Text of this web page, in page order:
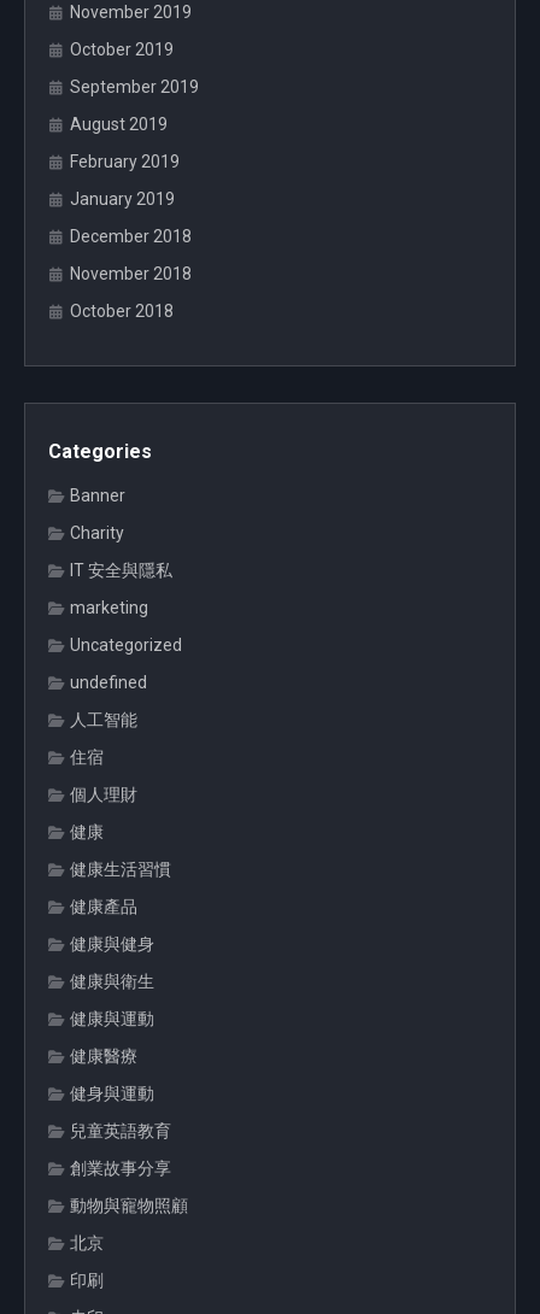
November 2019
October 2019
September 2019
August 2019
February 2019
January 2019
December 2018
November 2018
October 2018
Categories
Banner
Charity
IT 安全與隱私
marketing
Uncategorized
undefined
人工智能
住宿
個人理財
健康
健康生活習慣
健康產品
健康與健身
健康與衛生
健康與運動
健康醫療
健身與運動
兒童英語教育
創業故事分享
動物與寵物照顧
北京
印刷